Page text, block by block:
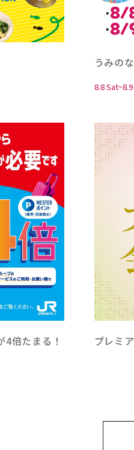
うみの
8.8
倍たまる！
プレミ